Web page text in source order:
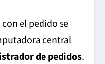
el pedido se
central
de pedidos.